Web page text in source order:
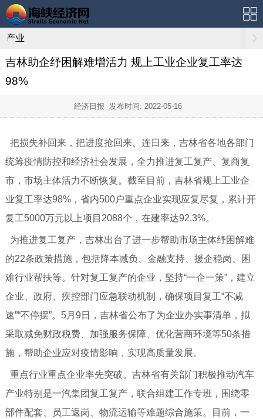
产业
吉林助企纾困解难增活力 规上工业企业复工率达
98%
经济日报 发布时间: 2022-05-16
把损失补回来，把进度抢回来。连日来，吉林省各地各部门
统筹疫情防控和经济社会发展，全力推进复工复产、复商复
市，市场主体活力不断恢复。截至目前，吉林省规上工业企
业复工率达98%，省内500户重点企业实现应复尽复，累计开
复工5000万元以上项目2088个，在建率达92.3%。
为推进复工复产，吉林出台了进一步帮助市场主体纾困解难
的22条政策措施，包括降本减负、金融支持、援企稳岗、困
难行业帮扶等。针对复工复产的企业，坚持“一企一策”，建立
企业、政府、疾控部门应急联动机制，确保项目复工“不减
速”“不停摆”。5月9日，吉林省公布了为企业办实事清单，拟
采取减免财政税费、加强服务保障、优化营商环境等50条措
施，帮助企业应对疫情影响，实现高质量发展。
重点行业重点企业率先突破。吉林省有关部门积极推动汽车
产业特别是一汽集团复工复产，联合组建工作专班，围绕零
部件配套、员工返岗、物流运输等难题综合施策。目前，一